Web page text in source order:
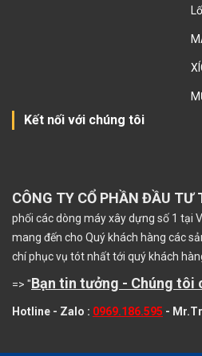
Kết nối với chúng tôi
CÔNG TY CỔ PHẦN ĐẦU TƯ
phối các dòng máy xây dựng số 1 tại
mang đến cho Quý khách hàng các
chí phục vụ tót nhất tới quý khách
=> "Bạn tin tưởng - Chúng tôi
Hotline - Zalo : 0969.186.595 -